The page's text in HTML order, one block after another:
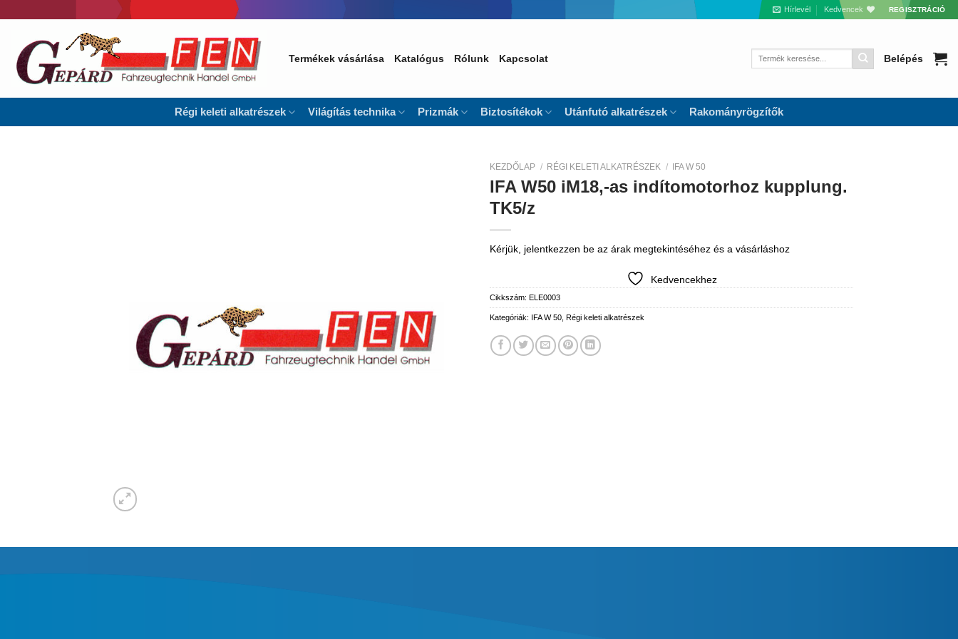
to
Hírlevél Kedvencek REGISZTRÁCIÓ
Termékek vásárlása Katalógus Rólunk Kapcsolat
Keresés
Belépés
Régi keleti alkatrészek Világítás technika Prizmák Biztosítékok Utánfutó alkatrészek Rakományrögzítők
KEZDŐLAP / RÉGI KELETI ALKATRÉSZEK / IFA W 50
IFA W50 iM18,-as indítomotorhoz kupplung.
TK5/z
Kérjük, jelentkezzen be az árak megtekintéséhez és a vásárláshoz
Kedvencekhez
Cikkszám: ELE0003
Kategóriák: IFA W 50 Régi keleti alkatrészek